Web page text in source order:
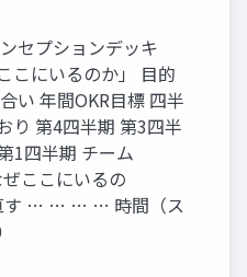
セプションデッキ
こにいるのか」 目的
い 年間OKR目標 四半
り 第4四半期 第3四半
1四半期 チーム
ここにいるの
す … … … … 時間（ス